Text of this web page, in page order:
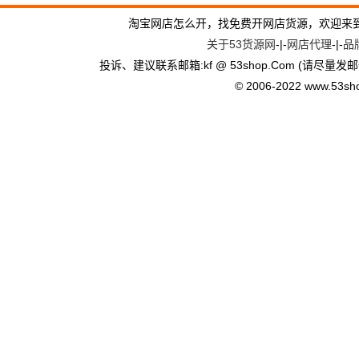
淘宝网店怎么开，找免费开网店货源，欢迎
关于53货源网-|-网店代理-|-品
投诉、建议联系邮箱:kf @ 53shop.Com (请尽量发
© 2006-2022